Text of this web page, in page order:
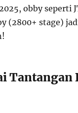
obby seperti
(2800+ stage)
Tantangan